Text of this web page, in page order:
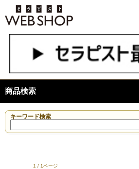
商品検索
キーワード検索
1 / 1ページ